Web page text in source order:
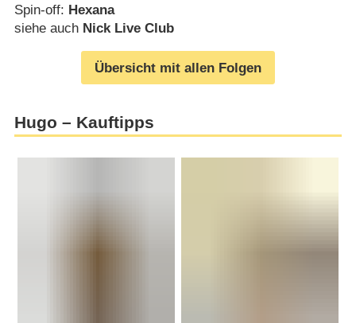
Spin-off: Hexana
siehe auch Nick Live Club
Übersicht mit allen Folgen
Hugo – Kauftipps